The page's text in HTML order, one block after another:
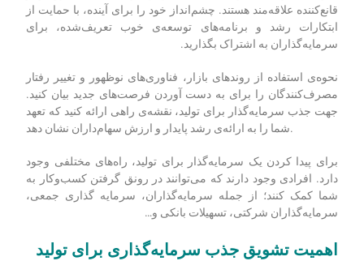
قانع‌کننده علاقه‌مند هستند. چشم‌انداز خود را برای آینده، با حمایت از
ابتکارات رشد و برنامه‌های توسعه‌ی خوب تعریف‌شده، برای
سرمایه‌گذاران به اشتراک بگذارید.
نحوه‌ی استفاده از روندهای بازار، فناوری‌های نوظهور و تغییر رفتار
مصرف‌کنندگان را برای به دست آوردن فرصت‌های جدید بیان کنید.
جهت جذب سرمایه‌گذار برای تولید، نقشه‌ی راهی ارائه کنید که تعهد
شما را به ارائه‌ی رشد پایدار و ارزش سهام‌داران نشان دهد.
برای پیدا کردن یک سرمایه‌گذار برای تولید، راه‌های مختلفی وجود
دارد. افرادی وجود دارند که می‌توانند در رونق گرفتن کسب‌و‌کار به
شما کمک کنند؛ از جمله سرمایه‌گذاران، سرمایه گذاری جمعی،
سرمایه‌گذاران شرکتی، تسهیلات بانکی و…
اهمیت تشویق جذب سرمایهگذاری برای تولید